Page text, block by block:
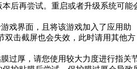
后再尝试。重启或者升级系统可能
戏界面，且将该游戏加入了应用助
双击截屏也会失效，此时请用其他方
过厚，请您使用较大力度进行指关